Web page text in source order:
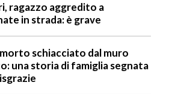
ragazzo aggredito a
in strada: è grave
schiacciato dal muro
una storia di famiglia segnata